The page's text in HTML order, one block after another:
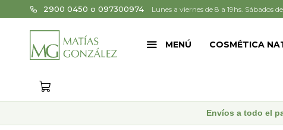
MENÚ COSMÉTICA
2900 0450 o 097300974 Lunes a viernes de 8 a 19hs. Sábados
Envíos a todo el